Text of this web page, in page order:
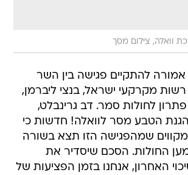
וואלה, צילום מסך
אמורה להתקיים פגישה בין השר
מקרקעי ישראל, בנצי ליברמן,
לחולות סמר. דב גרינבלט,
הטבע מסר לוואלה! חדשות כי
שמהפגישה הזו תצא בשורה
החולות. הסכם שיסדיר את
האחרון, אנחנו בזמן הפציעות של